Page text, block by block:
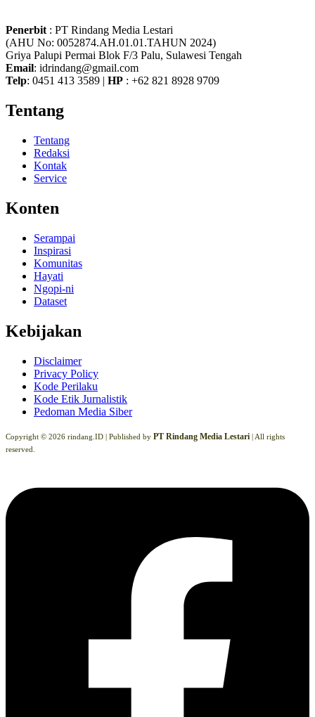
Penerbit : PT Rindang Media Lestari
(AHU No: 0052874.AH.01.01.TAHUN 2024)
Griya Palupi Permai Blok F/3 Palu, Sulawesi Tengah
Email: idrindang@gmail.com
Telp: 0451 413 3589 | HP : +62 821 8928 9709
Tentang
Tentang
Redaksi
Kontak
Service
Konten
Serampai
Inspirasi
Komunitas
Hayati
Ngopi-ni
Dataset
Kebijakan
Disclaimer
Privacy Policy
Kode Perilaku
Kode Etik Jurnalistik
Pedoman Media Siber
Copyright © 2026 rindang.ID | Published by PT Rindang Media Lestari | All rights
reserved.